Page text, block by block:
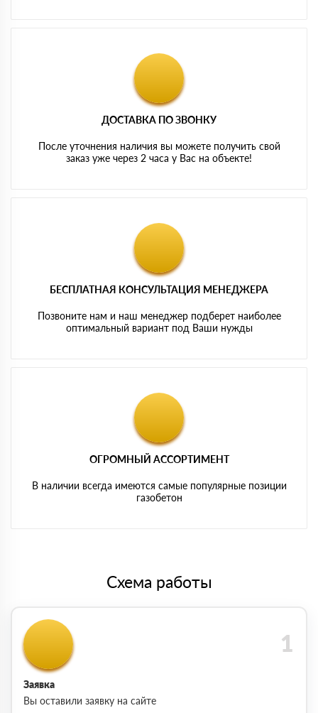
ДОСТАВКА ПО ЗВОНКУ
После уточнения наличия вы можете получить свой
заказ уже через 2 часа у Вас на объекте!
БЕСПЛАТНАЯ КОНСУЛЬТАЦИЯ МЕНЕДЖЕРА
Позвоните нам и наш менеджер подберет наиболее
оптимальный вариант под Ваши нужды
ОГРОМНЫЙ АССОРТИМЕНТ
В наличии всегда имеются самые популярные позиции
газобетон
Схема работы
Заявка
Вы оставили заявку на сайте